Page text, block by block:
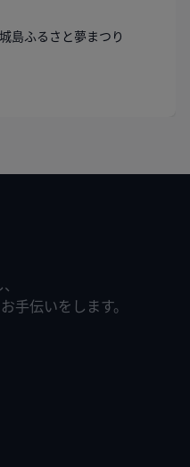
島ふるさと夢まつり
手伝いをします。